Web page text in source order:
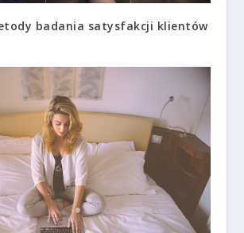
badania satysfakcji klientów